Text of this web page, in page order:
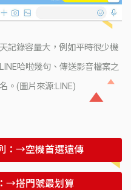
記錄容量大，例如平時很少機
哈啦幾句、傳送影音檔案之
。(圖片來源:LINE)
：→空機首選遠傳
→搭門號最划算